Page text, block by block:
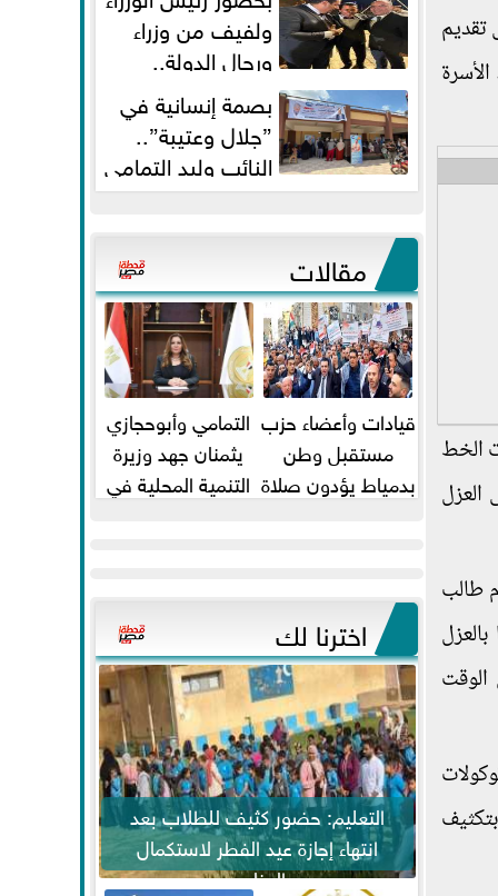
تقديم
الخط
العزل
الرقم المجاني (1440) والتي يقوم طالب
الوقت
ولفيف من وزراء
ورجال الدولة..
النائبان وليد التمامي ومحمد...
بصمة إنسانية في
”جلال وعتيبة”..
النائب وليد التمامي
والبروفيسور جمال شيحة يداويان...
مقالات
قيادات وأعضاء حزب
مستقبل وطن
بدمياط يؤدون صلاة
التمامي وأبوحجازي
يثمنان جهد وزيرة
التنمية المحلية في
اخترنا لك
التعليم: حضور كثيف للطلاب بعد
انتهاء إجازة عيد الفطر لاستكمال
المناهج